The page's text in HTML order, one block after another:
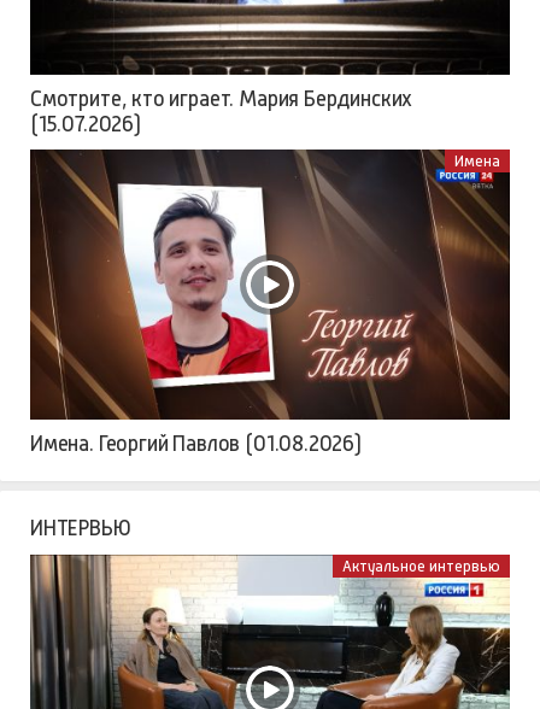
Смотрите, кто играет. Мария Бердинских
(15.07.2026)
Имена
Имена. Георгий Павлов (01.08.2026)
ИНТЕРВЬЮ
Актуальное интервью